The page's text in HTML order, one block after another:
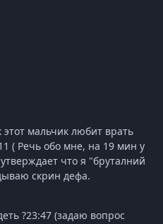
мальчик любит врать
( Речь обо мне, на 19 мин у
что я "бруталний
скрин дефа.
?23:47 (задаю вопрос